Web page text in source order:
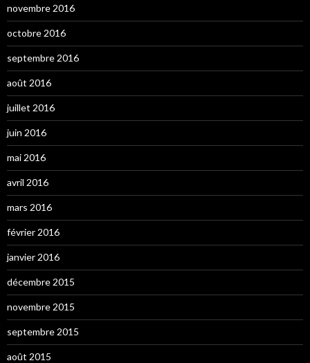
novembre 2016
octobre 2016
septembre 2016
août 2016
juillet 2016
juin 2016
mai 2016
avril 2016
mars 2016
février 2016
janvier 2016
décembre 2015
novembre 2015
septembre 2015
août 2015